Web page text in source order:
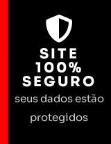
SITE
100%
SEGURO
seus dados estão
protegidos